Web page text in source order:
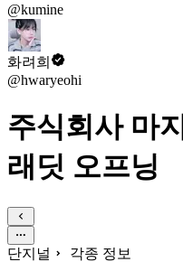
@kumine
화려희
@hwaryeohi
주식회사 마
래딧 오프닝
단지널 각종 정보